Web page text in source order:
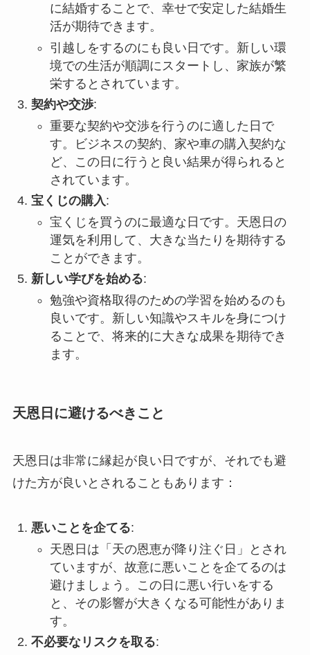
に結婚することで、幸せで安定した結婚生
活が期待できます。
引越しをするのにも良い日です。新しい環
境での生活が順調にスタートし、家族が繁
栄するとされています。
契約や交渉:
重要な契約や交渉を行うのに適した日で
す。ビジネスの契約、家や車の購入契約な
ど、この日に行うと良い結果が得られると
されています。
宝くじの購入:
宝くじを買うのに最適な日です。天恩日の
運気を利用して、大きな当たりを期待する
ことができます。
新しい学びを始める:
勉強や資格取得のための学習を始めるのも
良いです。新しい知識やスキルを身につけ
ることで、将来的に大きな成果を期待でき
ます。
天恩日に避けるべきこと
天恩日は非常に縁起が良い日ですが、それでも避
けた方が良いとされることもあります：
悪いことを企てる:
天恩日は「天の恩恵が降り注ぐ日」とされ
ていますが、故意に悪いことを企てるのは
避けましょう。この日に悪い行いをする
と、その影響が大きくなる可能性がありま
す。
不必要なリスクを取る: